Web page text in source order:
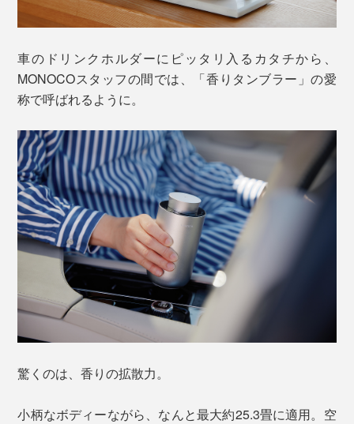
車のドリンクホルダーにピッタリ入るカタチから、
MONOCOスタッフの間では、「香りタンブラー」の愛
称で呼ばれるように。
驚くのは、香りの拡散力。
小柄なボディーながら、なんと最大約25.3畳に適用。空